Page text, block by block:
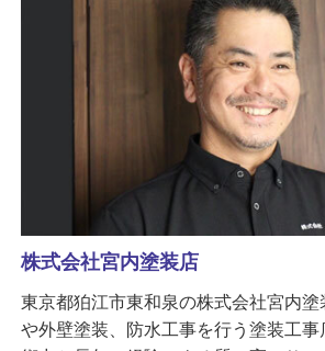
株式会社宮内塗装店
東京都狛江市東和泉の株式会社宮内塗
や外壁塗装、防水工事を行う塗装工